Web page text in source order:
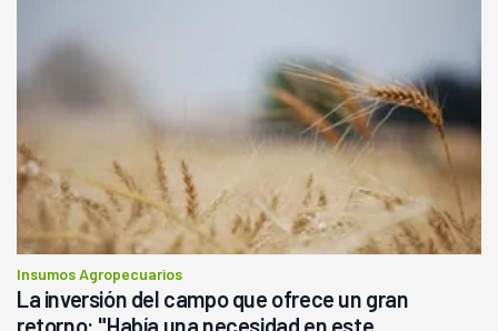
Insumos Agropecuarios
La inversión del campo que ofrece un gran
retorno: "Había una necesidad en este